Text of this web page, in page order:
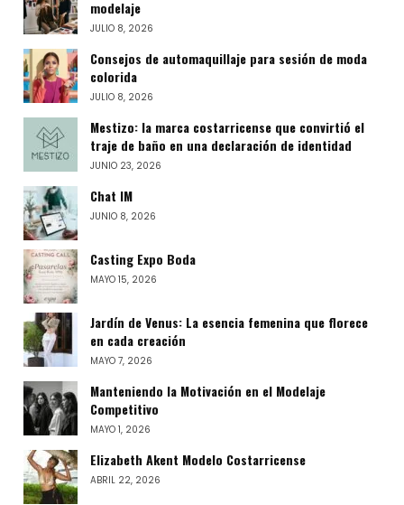
modelaje
JULIO 8, 2026
Consejos de automaquillaje para sesión de moda
colorida
JULIO 8, 2026
Mestizo: la marca costarricense que convirtió el
traje de baño en una declaración de identidad
JUNIO 23, 2026
Chat IM
JUNIO 8, 2026
Casting Expo Boda
MAYO 15, 2026
Jardín de Venus: La esencia femenina que florece
en cada creación
MAYO 7, 2026
Manteniendo la Motivación en el Modelaje
Competitivo
MAYO 1, 2026
Elizabeth Akent Modelo Costarricense
ABRIL 22, 2026